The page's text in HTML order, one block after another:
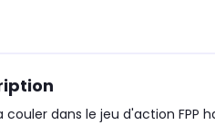
couler dans le jeu d'action